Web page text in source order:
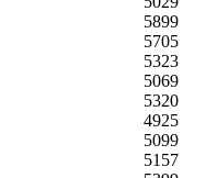
5899
5705
5323
5069
5320
4925
5099
5157